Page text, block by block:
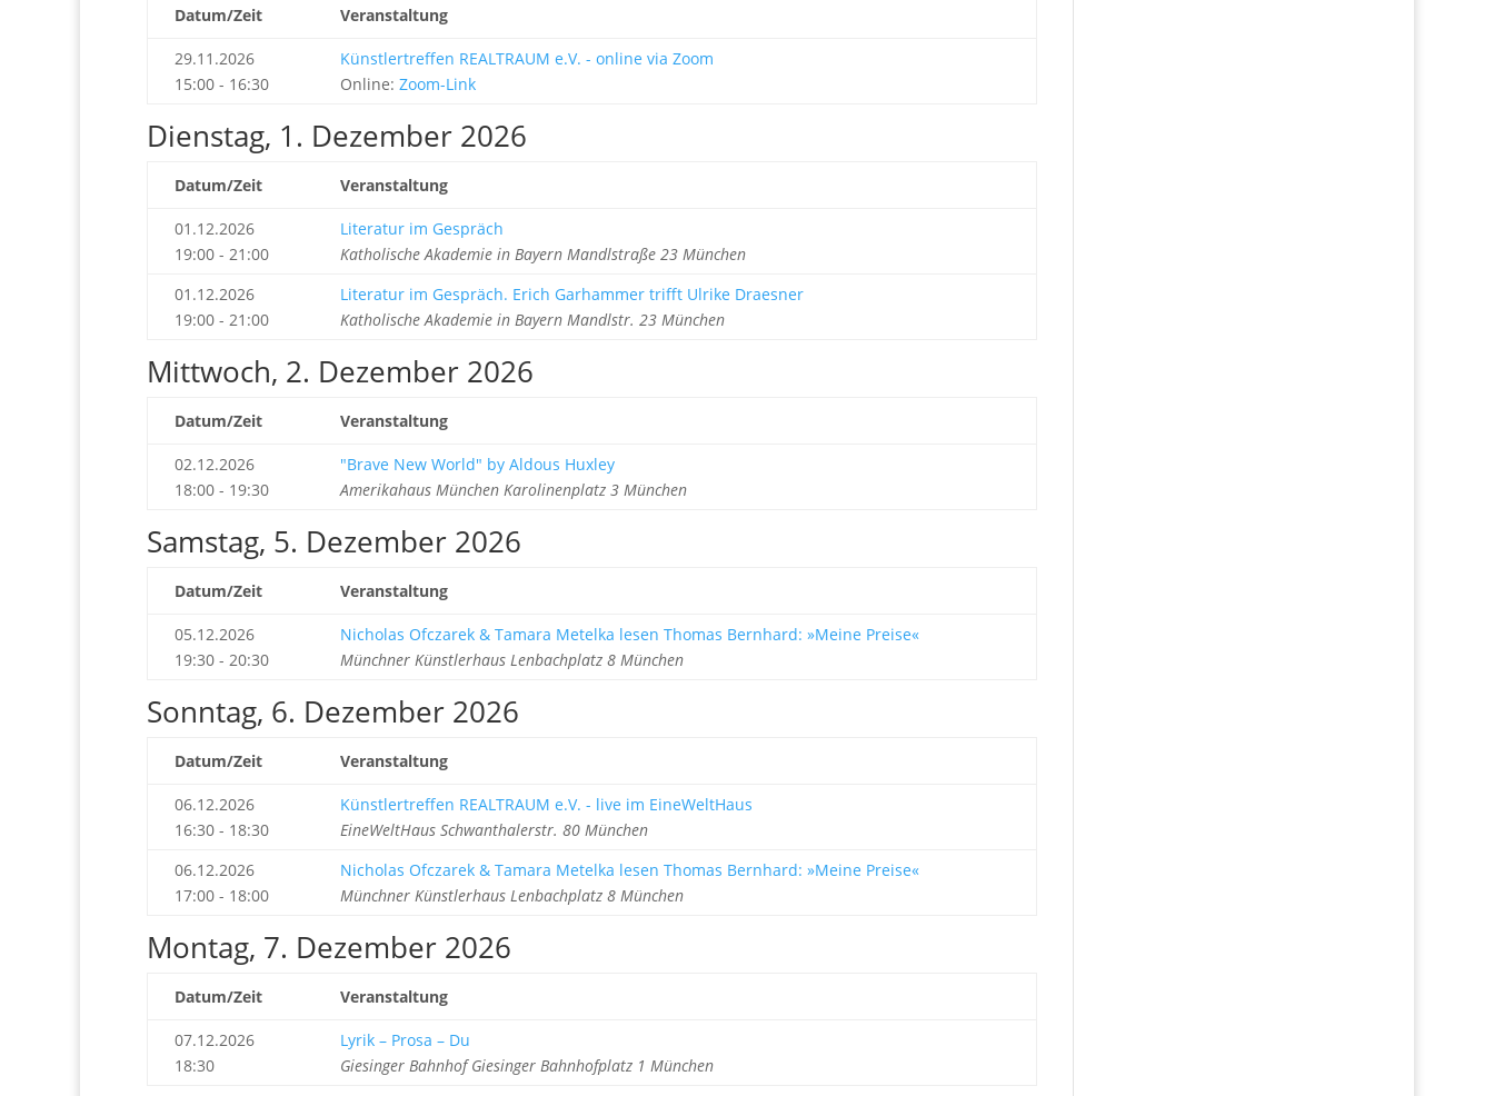
Datum/Zeit Veranstaltung
29.11.2026
15:00 - 16:30
Künstlertreffen REALTRAUM e.V. - online via Zoom
Online: Zoom-Link
Dienstag, 1. Dezember 2026
Datum/Zeit Veranstaltung
01.12.2026
19:00 - 21:00
Literatur im Gespräch
Katholische Akademie in Bayern Mandlstraße 23 München
01.12.2026
19:00 - 21:00
Literatur im Gespräch. Erich Garhammer trifft Ulrike Draesner
Katholische Akademie in Bayern Mandlstr. 23 München
Mittwoch, 2. Dezember 2026
Datum/Zeit Veranstaltung
02.12.2026
18:00 - 19:30
"Brave New World" by Aldous Huxley
Amerikahaus München Karolinenplatz 3 München
Samstag, 5. Dezember 2026
Datum/Zeit Veranstaltung
05.12.2026
19:30 - 20:30
Nicholas Ofczarek & Tamara Metelka lesen Thomas Bernhard: »Meine Preise«
Münchner Künstlerhaus Lenbachplatz 8 München
Sonntag, 6. Dezember 2026
Datum/Zeit Veranstaltung
06.12.2026
16:30 - 18:30
Künstlertreffen REALTRAUM e.V. - live im EineWeltHaus
EineWeltHaus Schwanthalerstr. 80 München
06.12.2026
17:00 - 18:00
Nicholas Ofczarek & Tamara Metelka lesen Thomas Bernhard: »Meine Preise«
Münchner Künstlerhaus Lenbachplatz 8 München
Montag, 7. Dezember 2026
Datum/Zeit Veranstaltung
07.12.2026
18:30
Lyrik – Prosa – Du
Giesinger Bahnhof Giesinger Bahnhofplatz 1 München